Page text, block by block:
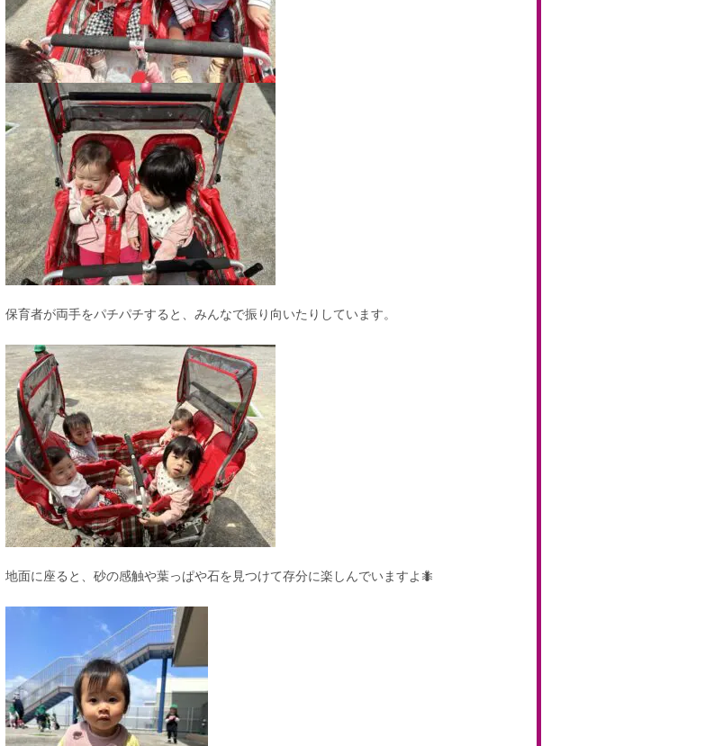
保育者が両手をパチパチすると、みんなで振り向いたりしています。
地面に座ると、砂の感触や葉っぱや石を見つけて存分に楽しんでいますよ🐜